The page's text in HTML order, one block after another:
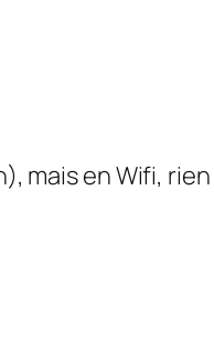
mais en Wifi,